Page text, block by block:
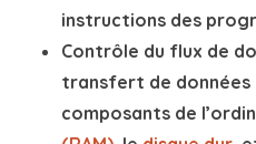
instructions des
Contrôle du flux de
transfert de
composants de